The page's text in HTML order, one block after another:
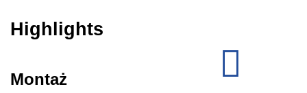
Highlights
Montaż